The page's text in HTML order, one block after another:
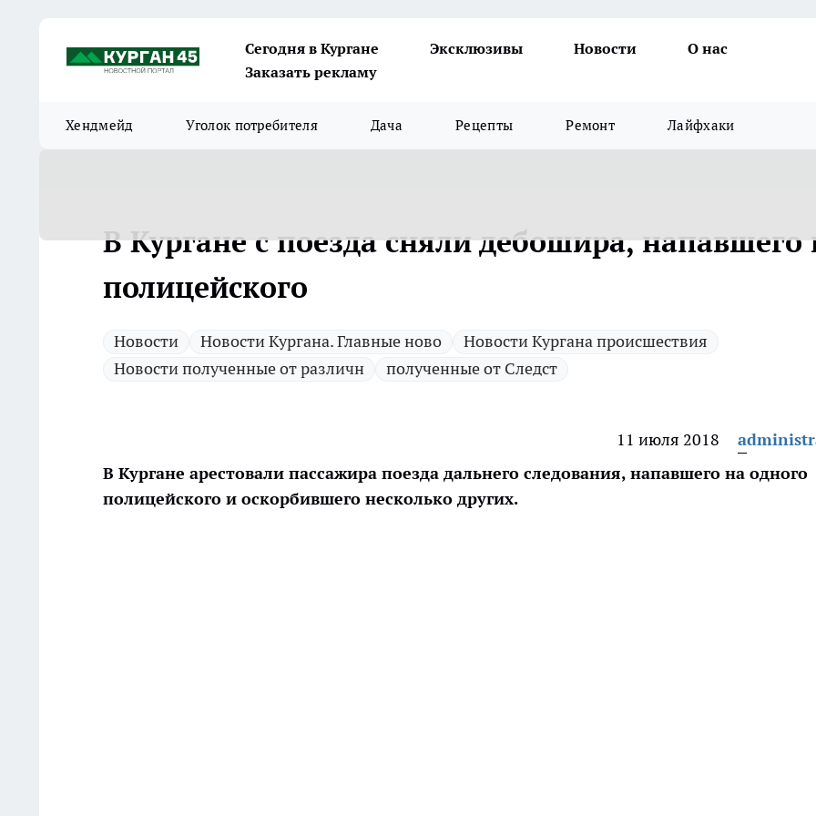
Сегодня в Кургане Эксклюзивы Новости
О нас
Заказать рекламу
Хендмейд Уголок потребителя Дача Рецепты Ремонт Лайфхаки
В Кургане с поезда сняли дебошира, напавшего
полицейского
Новости Новости Кургана. Главные ново
Новости Кургана происшествия
Новости полученные от различн
полученные от Следст
11 июля 2018
В Кургане арестовали пассажира поезда дальнего следования, напавшего на одного
полицейского и оскорбившего несколько других.